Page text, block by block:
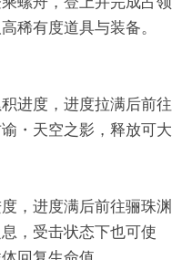
稀有度道具与装备。
进度，进度拉满后前往
・天空之影，释放可大
，进度满后前往骊珠渊
，受击状态下也可使